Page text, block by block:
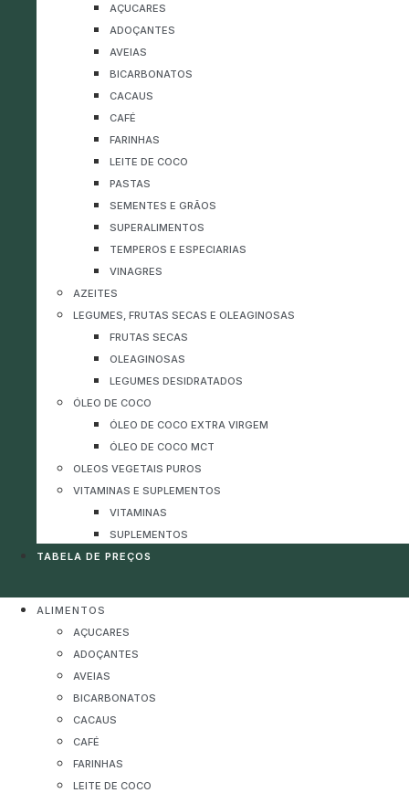
AÇUCARES
ADOÇANTES
AVEIAS
BICARBONATOS
CACAUS
CAFÉ
FARINHAS
LEITE DE COCO
PASTAS
SEMENTES E GRÃOS
SUPERALIMENTOS
TEMPEROS E ESPECIARIAS
VINAGRES
AZEITES
LEGUMES, FRUTAS SECAS E OLEAGINOSAS
FRUTAS SECAS
OLEAGINOSAS
LEGUMES DESIDRATADOS
ÓLEO DE COCO
ÓLEO DE COCO EXTRA VIRGEM
ÓLEO DE COCO MCT
OLEOS VEGETAIS PUROS
VITAMINAS E SUPLEMENTOS
VITAMINAS
SUPLEMENTOS
TABELA DE PREÇOS
ALIMENTOS
AÇUCARES
ADOÇANTES
AVEIAS
BICARBONATOS
CACAUS
CAFÉ
FARINHAS
LEITE DE COCO